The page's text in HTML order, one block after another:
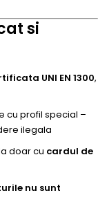
si
UNI EN 1300,
cu profil special –
ilegala
doar cu cardul de
nu sunt